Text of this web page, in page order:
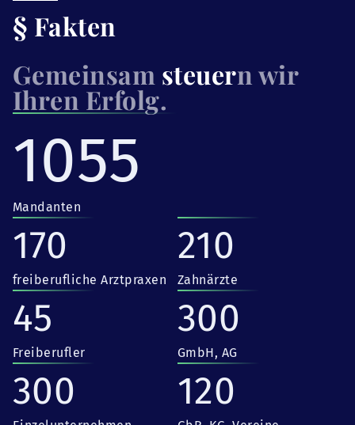
§ Fakten
Gemeinsam steuern wir
Ihren Erfolg.
1055
Mandanten
170
freiberufliche Arztpraxen
210
Zahnärzte
45
Freiberufler
300
GmbH, AG
300 120